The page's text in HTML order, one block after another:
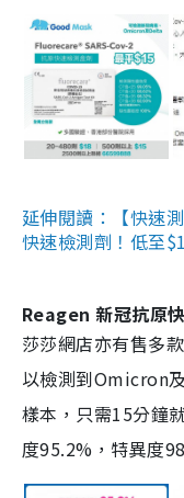
延伸閱讀：【快速
快速檢測劑！低至
Reagen 新冠抗原
莎莎網店亦有售多
以檢測到Omicron
樣本，只需15分鐘
度95.2%，特異度